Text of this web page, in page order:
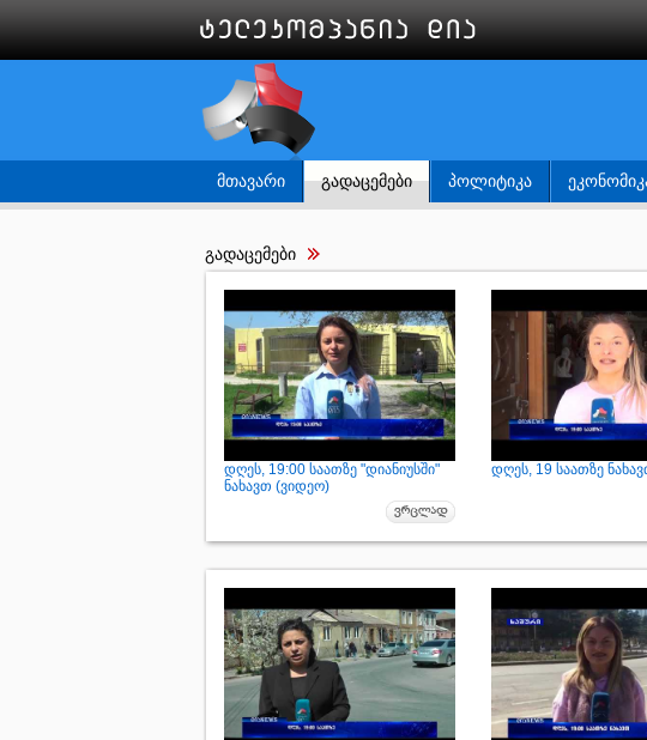
ᲛᲗᲐᲕᲐᲠᲘ ᲒᲐᲓᲐᲪᲔᲛᲔᲑᲘ ᲞᲝᲚᲘᲢᲘᲙᲐ
გადაცემები
დღეს, 19:00 საათზე "დიანიუსში"
ნახავთ (ვიდეო)
დღეს, 19 საათზე